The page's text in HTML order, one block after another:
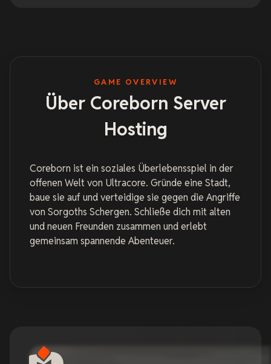
GAME OVERVIEW
Über Coreborn Server
Hosting
Coreborn ist ein soziales Überlebensspiel in der
offenen Welt von Ultracore. Gründe eine Stadt,
baue sie auf und verteidige sie gegen die Angriffe
von Sorgoths Schergen. Schließe dich mit alten
und neuen Freunden zusammen und erlebt
gemeinsam spannende Abenteuer.